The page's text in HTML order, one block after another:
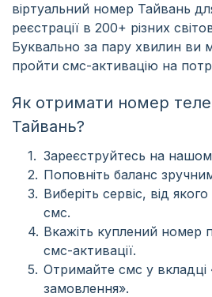
віртуальний номер Тайвань
реєстрації в 200+ різних
Буквально за пару хвилин ви
пройти смс-активацію на
Як отримати номер
Тайвань?
Зареєструйтесь на
Поповніть баланс
Виберіть сервіс, від
смс.
Вкажіть куплений номер
смс-активації.
Отримайте смс у вкладці
замовлення».